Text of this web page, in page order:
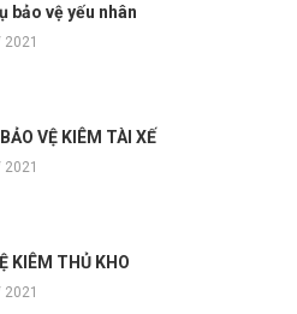
bảo vệ yếu nhân
VỆ KIÊM TÀI XẾ
KIÊM THỦ KHO
2021